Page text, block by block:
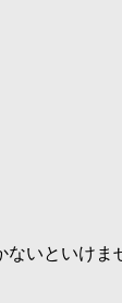
いといけま